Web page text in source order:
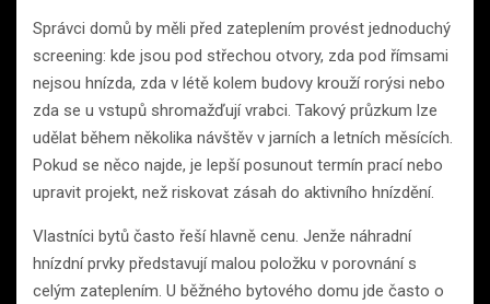
Správci domů by měli před zateplením provést jednoduchý
screening: kde jsou pod střechou otvory, zda pod římsami
nejsou hnízda, zda v létě kolem budovy krouží rorýsi nebo
zda se u vstupů shromažďují vrabci. Takový průzkum lze
udělat během několika návštěv v jarních a letních měsících.
Pokud se něco najde, je lepší posunout termín prací nebo
upravit projekt, než riskovat zásah do aktivního hnízdění.
Vlastníci bytů často řeší hlavně cenu. Jenže náhradní
hnízdní prvky představují malou položku v porovnání s
celým zateplením. U běžného bytového domu jde často o